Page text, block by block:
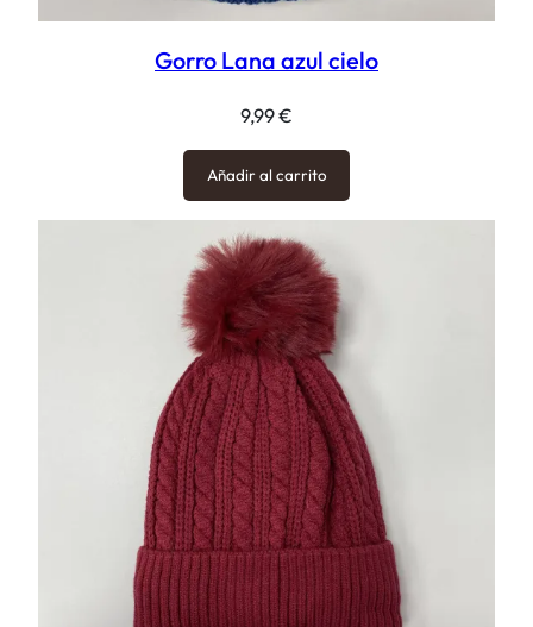
Gorro Lana azul cielo
9,99€
Añadir al carrito